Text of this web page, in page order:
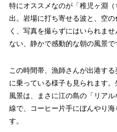
特にオススメなのが「稚児ヶ淵
出。岩場に打ち寄せる波と、空
く、写真を撮らずにはいられま
ない、静かで感動的な朝の風景で
この時間帯、漁師さんが出港す
に乗っている様子も見られます
風景は、まさに江の島の「リア
線で、コーヒー片手にぼんやり
す。